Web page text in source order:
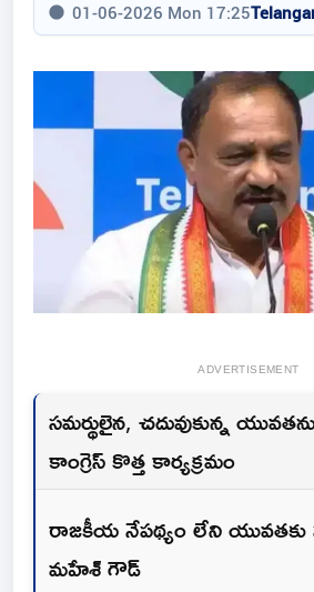
01-06-2026 Mon 17:25
ADVERTISEMENT
సమర్థులైన, చదువుకున్న
కాంగ్రెస్ కొత్త కార్యక్రమం
రాజకీయ నేపథ్యం లేని యువతకు
మహేశ్ గౌడ్